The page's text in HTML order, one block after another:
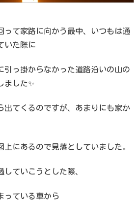
って家路に向かう最中、いつもは通
いた際に
引っ掛からなかった道路沿いの山の
ました✨
出てくるのですが、あまりにも家か
上にあるので見落としていました。
ていこうとした際、
っている車から